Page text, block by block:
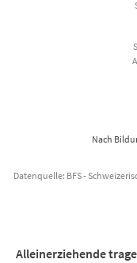
Nach
Datenquelle: BFS -
Alleinerziehende